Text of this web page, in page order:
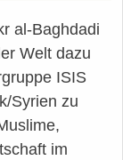
al-Baghdadi
Welt dazu
ISIS
Syrien zu
im